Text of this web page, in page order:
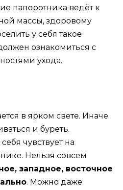
папоротника ведёт к
массы, здоровому
у себя такое
ознакомиться с
ухода.
в ярком свете. Иначе
и буреть.
чувствует на
Нельзя совсем
западное, восточное
. Можно даже